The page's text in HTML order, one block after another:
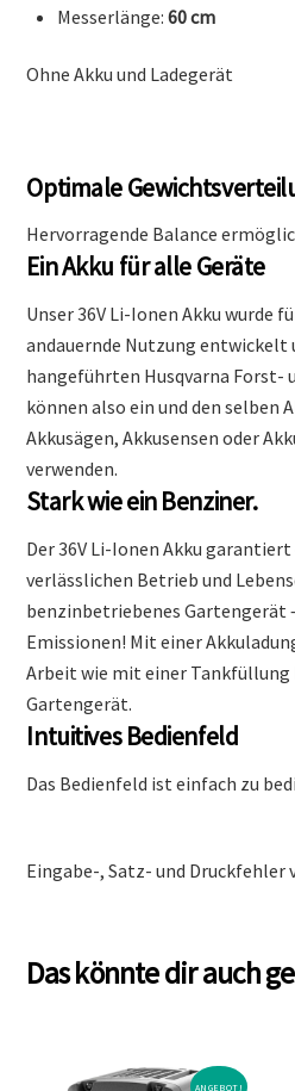
Messerlänge: 60 cm
Ohne Akku und Ladegerät
Optimale
Hervorragende Balance
Ein Akku für alle Geräte
Unser 36V Li-Ionen Akku wurde
andauernde Nutzung entwickelt
hangeführten Husqvarna Forst-
können also ein und den selben
Akkusägen, Akkusensen oder
verwenden.
Stark wie ein Benziner.
Der 36V Li-Ionen Akku
verlässlichen Betrieb und
benzinbetriebenes Gartengerät
Emissionen! Mit einer
Arbeit wie mit einer Tankfüllung
Gartengerät.
Intuitives Bedienfeld
Das Bedienfeld ist einfach zu
Eingabe-, Satz- und Druckfehler
Das könnte dir auch
ANGEBOT!